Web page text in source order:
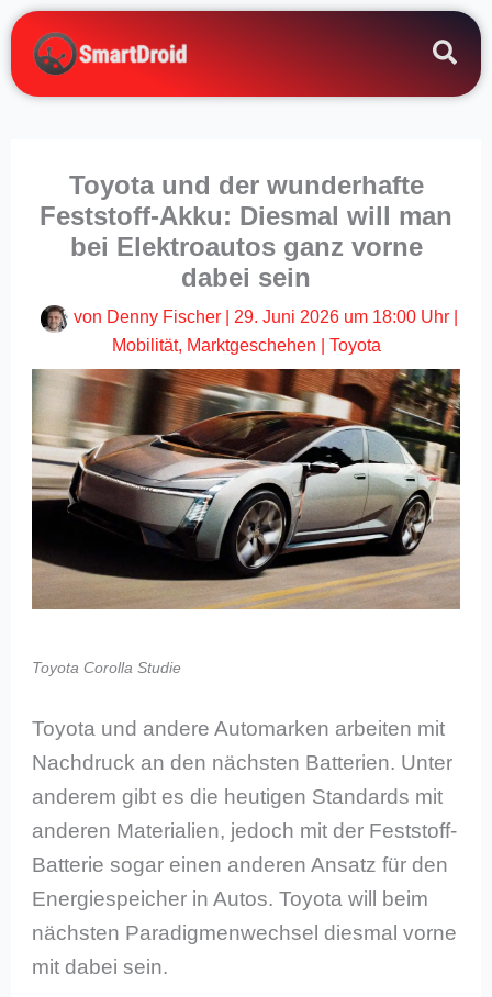
Zum
Inhalt
springen
Toyota und der wunderhafte
Feststoff-Akku: Diesmal will man
bei Elektroautos ganz vorne
dabei sein
von Denny Fischer 29. Juni 2026 um 18:00 Uhr|
Mobilität, Marktgeschehen Toyota
Toyota Corolla Studie
Toyota und andere Automarken arbeiten mit
Nachdruck an den nächsten Batterien. Unter
anderem gibt es die heutigen Standards mit
anderen Materialien, jedoch mit der Feststoff-
Batterie sogar einen anderen Ansatz für den
Energiespeicher in Autos. Toyota will beim
nächsten Paradigmenwechsel diesmal vorne
mit dabei sein.